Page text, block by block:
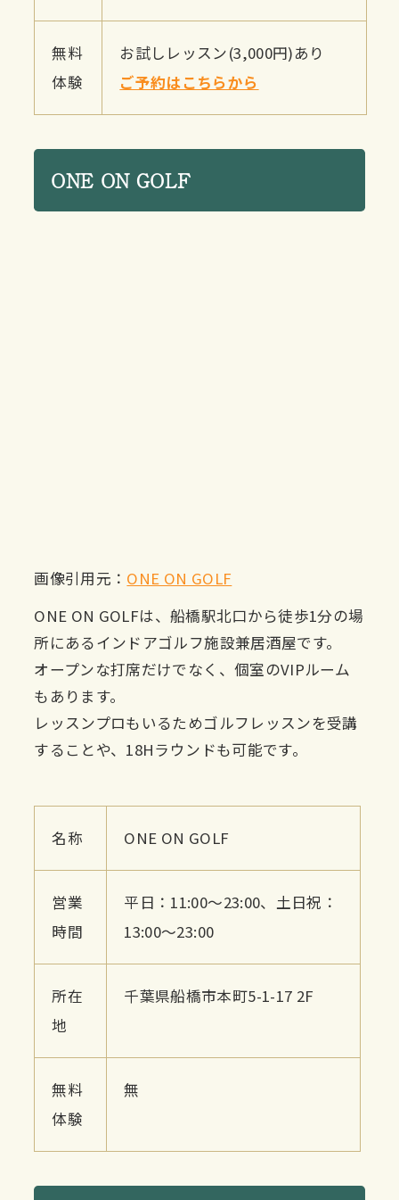
無料
体験
お試しレッスン(3,000円)あり
ご予約はこちらから
ONE ON GOLF
画像引用元： ONE ON GOLF
ONE ON GOLFは、船橋駅北口から徒歩1分の場
所にあるインドアゴルフ施設兼居酒屋です。
オープンな打席だけでなく、個室のVIPルーム
もあります。
レッスンプロもいるためゴルフレッスンを受講
することや、18Hラウンドも可能です。
名称 ONE ON GOLF
営業
時間
平日：11:00〜23:00、土日祝：
13:00〜23:00
所在
地
千葉県船橋市本町5-1-17 2F
無料
体験
無